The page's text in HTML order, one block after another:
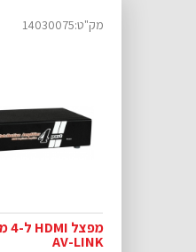
AV-LINK
מק"ט:14030075